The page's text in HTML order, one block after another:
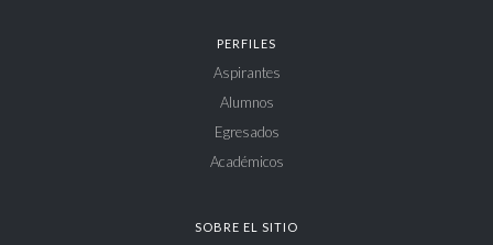
PERFILES
Aspirantes
Alumnos
Egresados
Académicos
SOBRE EL SITIO